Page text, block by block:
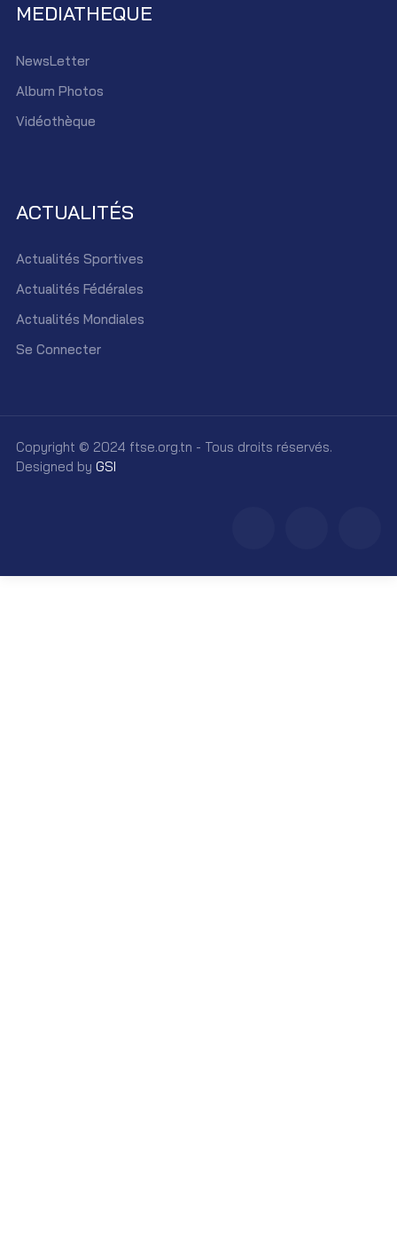
MEDIATHEQUE
NewsLetter
Album Photos
Vidéothèque
ACTUALITÉS
Actualités Sportives
Actualités Fédérales
Actualités Mondiales
Se Connecter
Copyright © 2024 ftse.org.tn - Tous droits réservés.
Designed by GSI